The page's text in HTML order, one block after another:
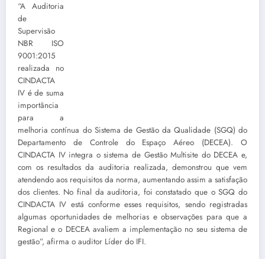
“A Auditoria
de
Supervisão
NBR ISO
9001:2015
realizada no
CINDACTA
IV é de suma
importância
para a
melhoria contínua do Sistema de Gestão da Qualidade (SGQ) do
Departamento de Controle do Espaço Aéreo (DECEA). O
CINDACTA IV integra o sistema de Gestão Multisite do DECEA e,
com os resultados da auditoria realizada, demonstrou que vem
atendendo aos requisitos da norma, aumentando assim a satisfação
dos clientes. No final da auditoria, foi constatado que o SGQ do
CINDACTA IV está conforme esses requisitos, sendo registradas
algumas oportunidades de melhorias e observações para que a
Regional e o DECEA avaliem a implementação no seu sistema de
gestão”, afirma o auditor Líder do IFI.